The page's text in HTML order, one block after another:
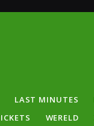
LAST MINUTES
WERELD